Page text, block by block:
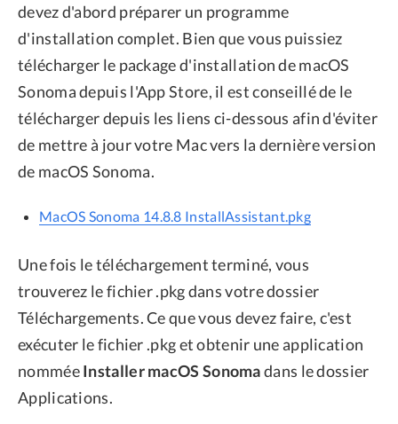
devez d'abord préparer un programme
d'installation complet. Bien que vous puissiez
télécharger le package d'installation de macOS
Sonoma depuis l'App Store, il est conseillé de le
télécharger depuis les liens ci-dessous afin d'éviter
de mettre à jour votre Mac vers la dernière version
de macOS Sonoma.
MacOS Sonoma 14.8.8 InstallAssistant.pkg
Une fois le téléchargement terminé, vous
trouverez le fichier .pkg dans votre dossier
Téléchargements. Ce que vous devez faire, c'est
exécuter le fichier .pkg et obtenir une application
nomméeInstaller macOS Sonomadans le dossier
Applications.